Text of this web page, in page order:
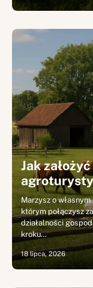
Jak
Marzysz o
którym połączysz
działalności
kroku…
18 lipca, 2026